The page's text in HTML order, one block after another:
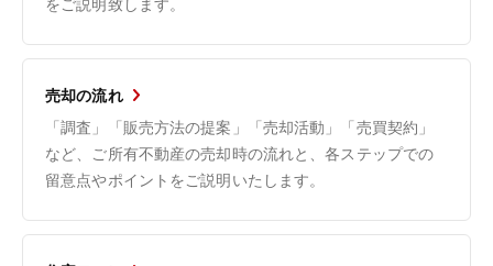
をご説明致します。
売却の流れ
「調査」「販売方法の提案」「売却活動」「売買契約」
など、ご所有不動産の売却時の流れと、各ステップでの
留意点やポイントをご説明いたします。